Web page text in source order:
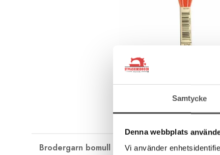
Samtycke
Denna webbplats
Vi använder
Brodergarn bomull